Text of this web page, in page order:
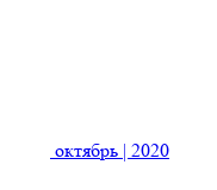
октябрь | 2020